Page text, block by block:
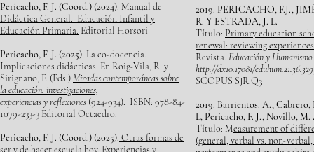
Pericacho, F. J. (Coord.) (2024). Manual de
Didáctica General. Educación Infantil y
Educación Primaria. Editorial Horsori
Pericacho, F. J. (2025). La co-docencia.
Implicaciones didácticas. En Roig-Vila, R. y
Sirignano, F. (Eds.)Miradas contemporáneas sobre
la educación: investigaciones,
experiencias y reflexiones (924-934). ISBN: 978-84-
1079-233-3 Editorial Octaedro.
Pericacho, F. J. (Coord.) (2025). Otras formas de
ser y de hacer escuela hoy. Experiencias y
2019. PERICACHO, F.J.,
R. Y ESTRADA, J. L.
Título: Primary education
renewal: reviewing experiences
Revista. Educación y Humanismo
http://dx10.17081/
SCOPUS SJR Q3
2019. Barrientos. A.,
L, Pericacho, F. J., Novillo,
Título: Measurement of
(general, verbal vs. non-